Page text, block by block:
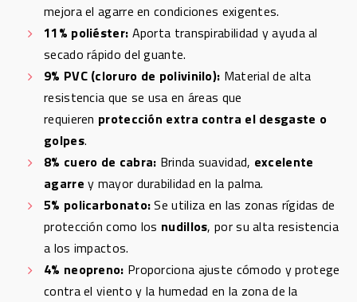
mejora el agarre en condiciones exigentes.
11% poliéster: Aporta transpirabilidad y ayuda al
secado rápido del guante.
9% PVC (cloruro de polivinilo): Material de alta
resistencia que se usa en áreas que
requieren protección extra contra el desgaste o
golpes.
8% cuero de cabra: Brinda suavidad, excelente
agarre y mayor durabilidad en la palma.
5% policarbonato:Se utiliza en las zonas rígidas de
protección como los nudillos, por su alta resistencia
a los impactos.
4% neopreno: Proporciona ajuste cómodo y protege
contra el viento y la humedad en la zona de la